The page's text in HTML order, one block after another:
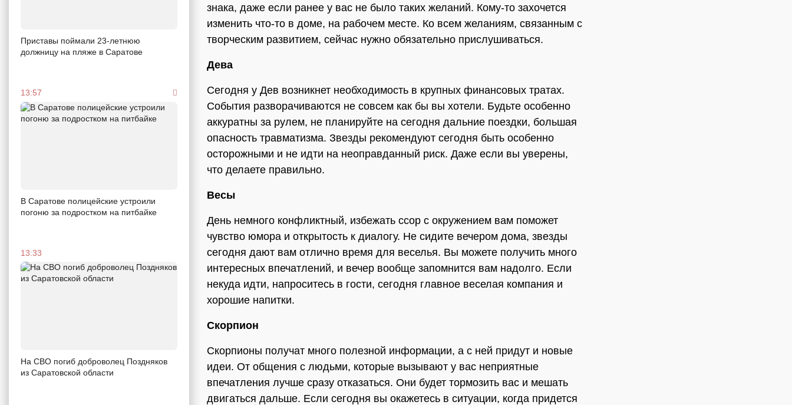
Приставы поймали 23-летнюю
должницу на пляже в Саратове
13:57
В Саратове полицейские устроили
погоню за подростком на питбайке
13:33
На СВО погиб доброволец Поздняков
из Саратовской области
знака, даже если ранее у вас не было таких желаний. Кому-то захочется
изменить что-то в доме, на рабочем месте. Ко всем желаниям, связанным с
творческим развитием, сейчас нужно обязательно прислушиваться.
Дева
Сегодня у Дев возникнет необходимость в крупных финансовых тратах.
События разворачиваются не совсем как бы вы хотели. Будьте особенно
аккуратны за рулем, не планируйте на сегодня дальние поездки, большая
опасность травматизма. Звезды рекомендуют сегодня быть особенно
осторожными и не идти на неоправданный риск. Даже если вы уверены,
что делаете правильно.
Весы
День немного конфликтный, избежать ссор с окружением вам поможет
чувство юмора и открытость к диалогу. Не сидите вечером дома, звезды
сегодня дают вам отлично время для веселья. Вы можете получить много
интересных впечатлений, и вечер вообще запомнится вам надолго. Если
некуда идти, напроситесь в гости, сегодня главное веселая компания и
хорошие напитки.
Скорпион
Скорпионы получат много полезной информации, а с ней придут и новые
идеи. От общения с людьми, которые вызывают у вас неприятные
впечатления лучше сразу отказаться. Они будет тормозить вас и мешать
двигаться дальше. Если сегодня вы окажетесь в ситуации, когда придется